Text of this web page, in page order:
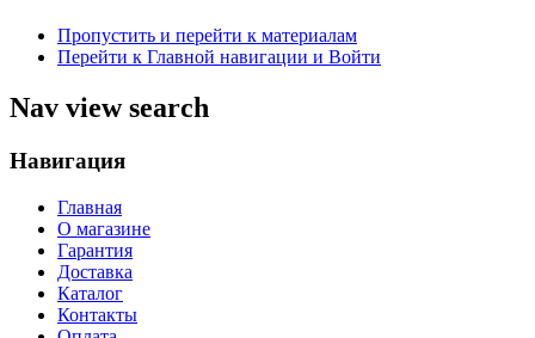
Пропустить и перейти к материалам
Перейти к Главной навигации и Войти
Nav view search
Навигация
Главная
О магазине
Гарантия
Доставка
Каталог
Контакты